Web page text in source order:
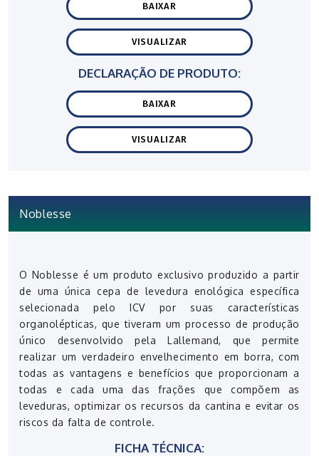
BAIXAR
VISUALIZAR
DECLARAÇÃO DE PRODUTO:
BAIXAR
VISUALIZAR
Noblesse
O Noblesse é um produto exclusivo produzido a partir
de uma única cepa de levedura enológica específica
selecionada pelo ICV por suas características
organolépticas, que tiveram um processo de produção
único desenvolvido pela Lallemand, que permite
realizar um verdadeiro envelhecimento em borra, com
todas as vantagens e benefícios que proporcionam a
todas e cada uma das frações que compõem as
leveduras, optimizar os recursos da cantina e evitar os
riscos da falta de controle.
FICHA TÉCNICA: